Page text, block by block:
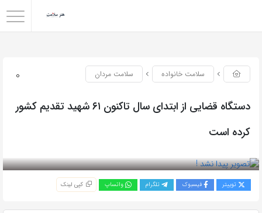
0 سلامت خانواده سلامت مردان
دستگاه قضایی از ابتدای سال تاکنون ۶۱ شهید تقدیم کشور
کرده است
توییتر فیسبوک تلگرام واتساپ کپی لینک